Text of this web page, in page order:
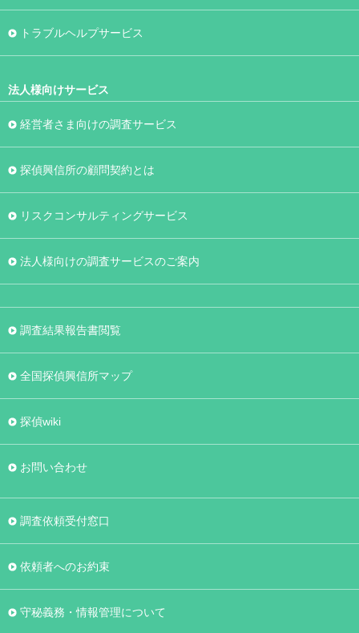
トラブルヘルプサービス
法人様向けサービス
経営者さま向けの調査サービス
探偵興信所の顧問契約とは
リスクコンサルティングサービス
法人様向けの調査サービスのご案内
調査結果報告書閲覧
全国探偵興信所マップ
探偵wiki
お問い合わせ
調査依頼受付窓口
依頼者へのお約束
守秘義務・情報管理について